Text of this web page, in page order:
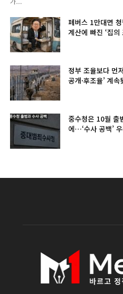
폐버스 1만대면
계산에 빠진 ‘집의
정부 조율보다 먼
공개·후조율’ 계속
중수청은 10월 출
에…‘수사 공백’